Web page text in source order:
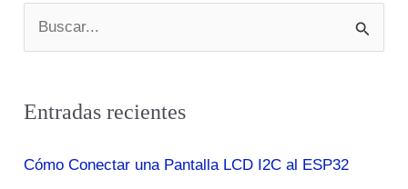
u
c
r
Entradas recientes
Cómo Conectar una Pantalla LCD I2C al ESP32